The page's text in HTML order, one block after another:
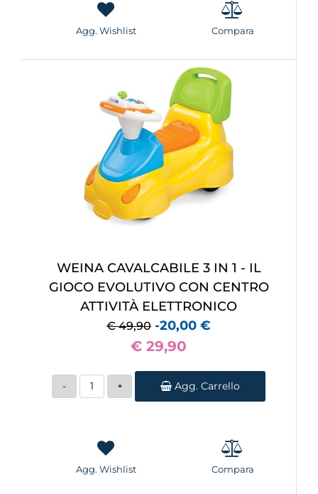
Agg. Wishlist Compara
WEINA CAVALCABILE 3 IN 1 - IL
GIOCO EVOLUTIVO CON CENTRO
ATTIVITÀ ELETTRONICO
€ 49,90 -20,00 €
€ 29,90
Quantità
Agg. Carrello
Agg. Wishlist Compara